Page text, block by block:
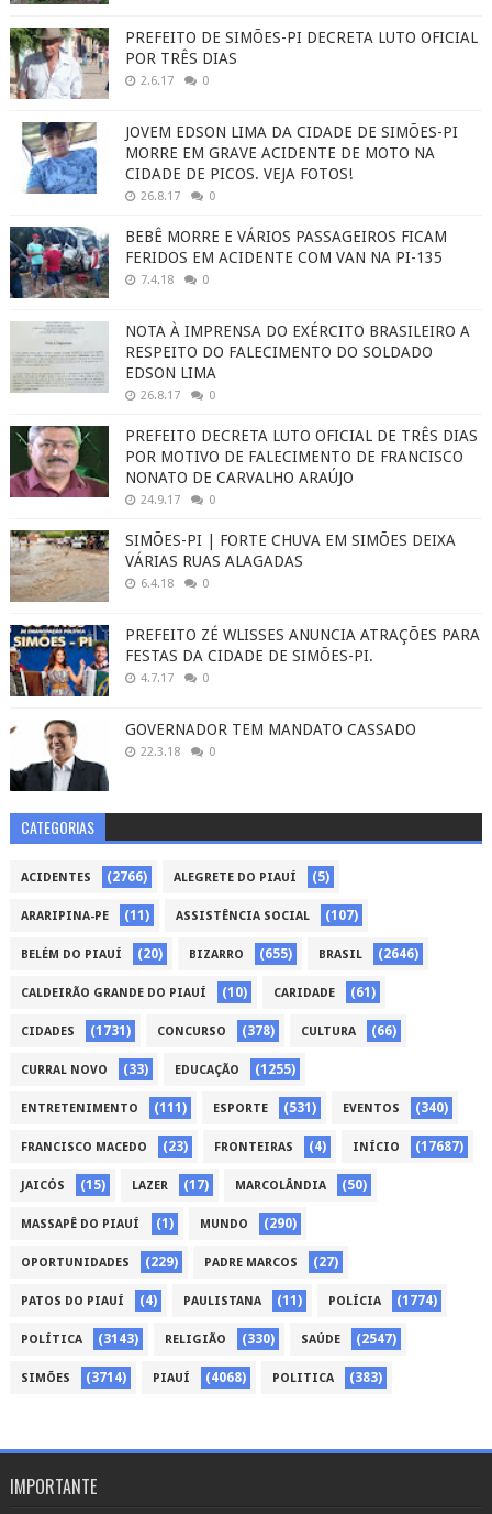
PREFEITO DE SIMÕES-PI DECRETA LUTO OFICIAL
POR TRÊS DIAS
2.6.17 0
JOVEM EDSON LIMA DA CIDADE DE SIMÕES-PI
MORRE EM GRAVE ACIDENTE DE MOTO NA
CIDADE DE PICOS. VEJA FOTOS!
26.8.17 0
BEBÊ MORRE E VÁRIOS PASSAGEIROS FICAM
FERIDOS EM ACIDENTE COM VAN NA PI-135
7.4.18 0
NOTA À IMPRENSA DO EXÉRCITO BRASILEIRO A
RESPEITO DO FALECIMENTO DO SOLDADO
EDSON LIMA
26.8.17 0
PREFEITO DECRETA LUTO OFICIAL DE TRÊS DIAS
POR MOTIVO DE FALECIMENTO DE FRANCISCO
NONATO DE CARVALHO ARAÚJO
24.9.17 0
SIMÕES-PI | FORTE CHUVA EM SIMÕES DEIXA
VÁRIAS RUAS ALAGADAS
6.4.18 0
PREFEITO ZÉ WLISSES ANUNCIA ATRAÇÕES PARA
FESTAS DA CIDADE DE SIMÕES-PI.
4.7.17 0
GOVERNADOR TEM MANDATO CASSADO
22.3.18 0
CATEGORIAS
ACIDENTES (2766) ALEGRETE DO PIAUÍ (5)
ARARIPINA-PE (11) ASSISTÊNCIA SOCIAL (107)
BELÉM DO PIAUÍ (20) BIZARRO (655) BRASIL (2646)
CALDEIRÃO GRANDE DO PIAUÍ (10) CARIDADE (61)
CIDADES (1731) CONCURSO (378) CULTURA (66)
CURRAL NOVO (33) EDUCAÇÃO (1255)
ENTRETENIMENTO (111) ESPORTE (531) EVENTOS (340)
FRANCISCO MACEDO (23) FRONTEIRAS (4) INÍCIO (17687)
JAICÓS (15) LAZER (17) MARCOLÂNDIA (50)
MASSAPÊ DO PIAUÍ (1) MUNDO (290)
OPORTUNIDADES (229) PADRE MARCOS (27)
PATOS DO PIAUÍ (4) PAULISTANA (11) POLÍCIA (1774)
POLÍTICA (3143) RELIGIÃO (330) SAÚDE (2547)
SIMÕES (3714) PIAUÍ (4068) POLITICA (383)
IMPORTANTE